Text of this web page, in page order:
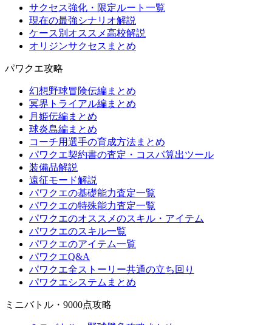
サクセス強化・限定ルート一覧
現在の最強シナリオ解説
ケース別オススメ高校解説
オリジンサクセスまとめ
パワクエ攻略
幻想野球冒険伝編まとめ
冥界トライアル編まとめ
月姫伝編まとめ
球炎島編まとめ
コーチ用選手の育成方法まとめ
パワクエ契約書の査定・コスパ算出ツール
装備品解説
遠征モード解説
パワクエの基礎能力査定一覧
パワクエの特殊能力査定一覧
パワクエのオススメのスキル・アイテム
パワクエのスキル一覧
パワクエのアイテム一覧
パワクエQ&A
パワクエ全ストーリー共通の立ち回り
パワクエシステムまとめ
ミニバトル・9000点攻略